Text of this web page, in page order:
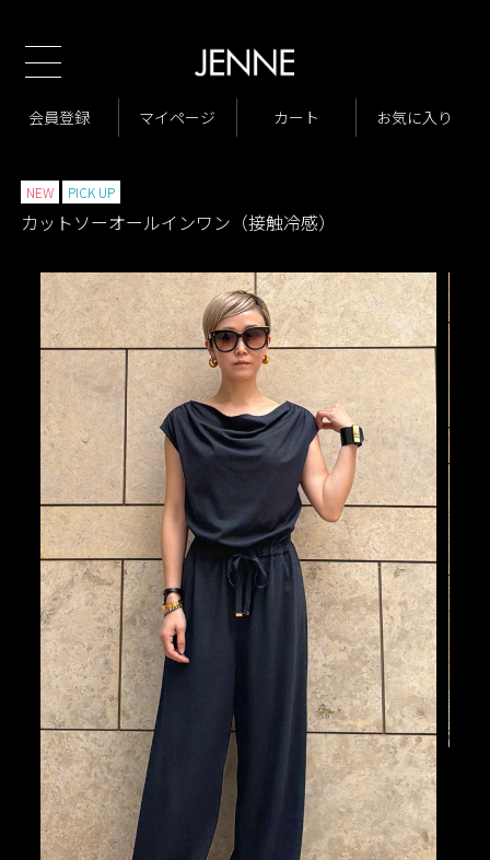
会員登録 マイページ カート お気に入り
TOP
商品一覧 > New Arrivals
VARIATION LIST4 カットソーオールインワン（接触冷感）
NEW PICK UP
カットソーオールインワン（接触冷感）